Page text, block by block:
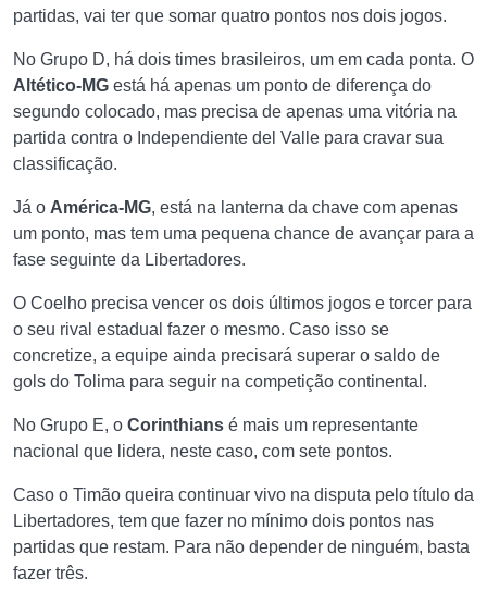
partidas, vai ter que somar quatro pontos nos dois jogos.
No Grupo D, há dois times brasileiros, um em cada ponta. O
Altético-MG está há apenas um ponto de diferença do
segundo colocado, mas precisa de apenas uma vitória na
partida contra o Independiente del Valle para cravar sua
classificação.
Já o América-MG, está na lanterna da chave com apenas
um ponto, mas tem uma pequena chance de avançar para a
fase seguinte da Libertadores.
O Coelho precisa vencer os dois últimos jogos e torcer para
o seu rival estadual fazer o mesmo. Caso isso se
concretize, a equipe ainda precisará superar o saldo de
gols do Tolima para seguir na competição continental.
No Grupo E, o Corinthians é mais um representante
nacional que lidera, neste caso, com sete pontos.
Caso o Timão queira continuar vivo na disputa pelo título da
Libertadores, tem que fazer no mínimo dois pontos nas
partidas que restam. Para não depender de ninguém, basta
fazer três.